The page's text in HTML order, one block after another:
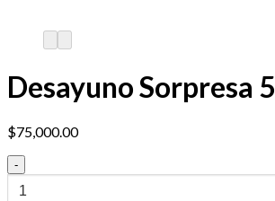
Desayuno Sorpresa 5
$75,000.00
Desayuno
Sorpresa
5